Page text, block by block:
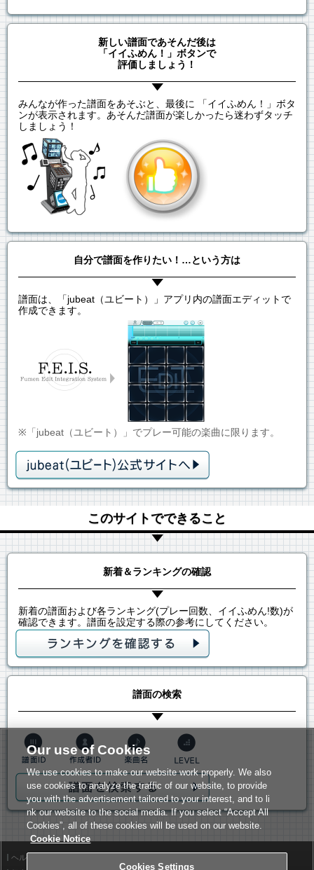
新しい譜面であそんだ後は
「イイふめん！」ボタンで
評価しましょう！
みんなが作った譜面をあそぶと、最後に 「イイふめん！」ボタ
ンが表示されます。あそんだ譜面が楽しかったら迷わずタッチ
しましょう！
自分で譜面を作りたい！…という方は
譜面は、「jubeat（ユビート）」アプリ内の譜面エディットで
作成できます。
※「jubeat（ユビート）」でプレー可能の楽曲に限ります。
このサイトでできること
新着＆ランキングの確認
新着の譜面および各ランキング(プレー回数、イイふめん!数)が
確認できます。譜面を設定する際の参考にしてください。
譜面の検索
ヘルプ
Our use of Cookies
We use cookies to make our website work properly. We also
use cookies to analyze the traffic of our website, to provide
you with the advertisement tailored to your interest, and to li
nk our website to the social media. If you select “Accept All
Cookies”, all of these cookies will be used on our website.
Cookie Notice
Cookies Settings